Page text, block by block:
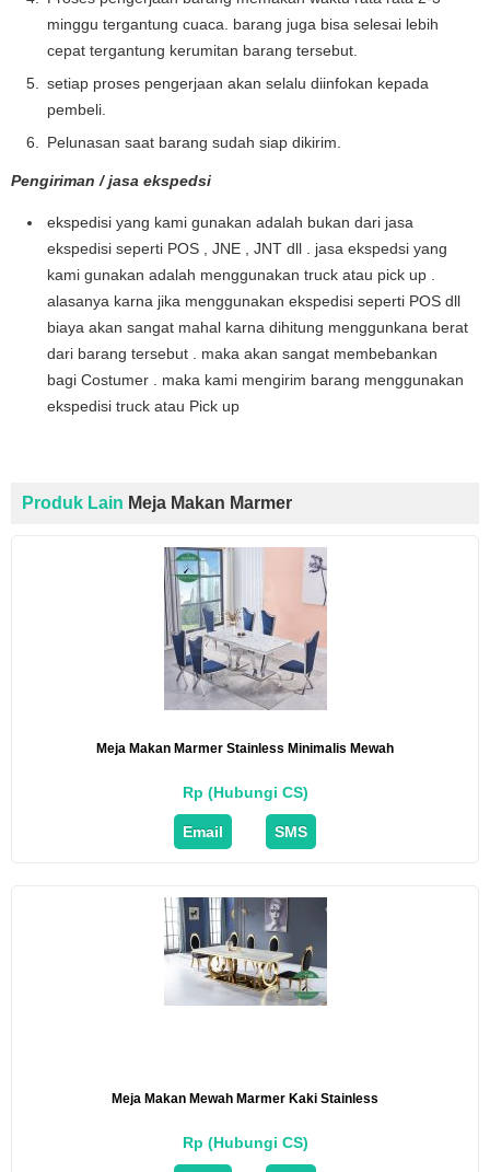
minggu tergantung cuaca. barang juga bisa selesai lebih
cepat tergantung kerumitan barang tersebut.
setiap proses pengerjaan akan selalu diinfokan kepada
pembeli.
Pelunasan saat barang sudah siap dikirim.
Pengiriman / jasa ekspedsi
ekspedisi yang kami gunakan adalah bukan dari jasa
ekspedisi seperti POS , JNE , JNT dll . jasa ekspedsi yang
kami gunakan adalah menggunakan truck atau pick up .
alasanya karna jika menggunakan ekspedisi seperti POS dll
biaya akan sangat mahal karna dihitung menggunkana berat
dari barang tersebut . maka akan sangat membebankan
bagi Costumer . maka kami mengirim barang menggunakan
ekspedisi truck atau Pick up
Produk Lain Meja Makan Marmer
Meja Makan Marmer Stainless Minimalis Mewah
Rp (Hubungi CS)
Email SMS
Meja Makan Mewah Marmer Kaki Stainless
Rp (Hubungi CS)